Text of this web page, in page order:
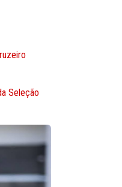
Seleção